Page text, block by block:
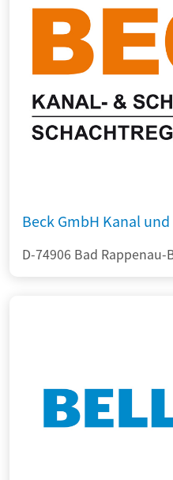
Beck GmbH Kanal
D-74906 Bad